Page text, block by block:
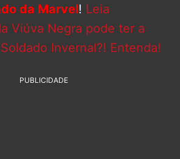
da Marvel! Leia
Viúva Negra pode ter a
Invernal?! Entenda!
PUBLICIDADE